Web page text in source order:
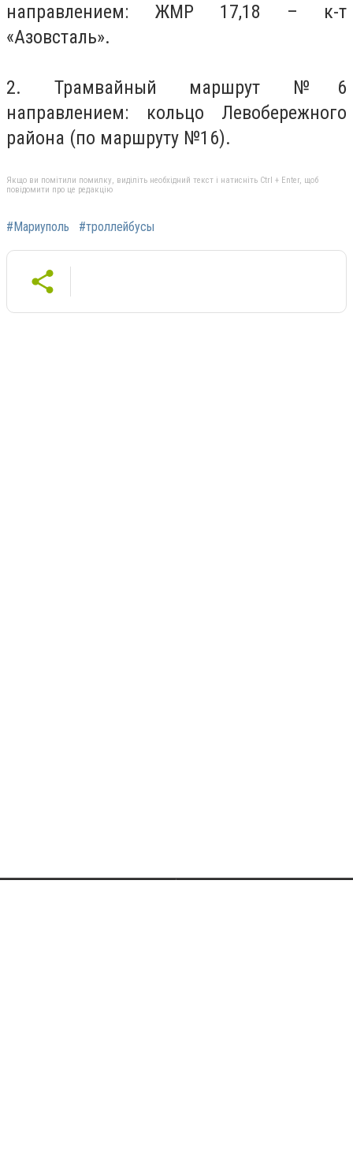
направлением: ЖМР 17,18 – к-т
«Азовсталь».
2. Трамвайный маршрут №6
направлением: кольцо Левобережного
района (по маршруту №16).
Якщо ви помітили помилку, виділіть необхідний текст і натисніть Ctrl + Enter, щоб
повідомити про це редакцію
#Мариуполь #троллейбусы